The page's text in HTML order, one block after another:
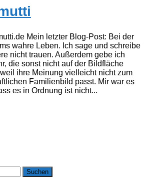
Mein letzter Blog-Post: Bei der
wahre Leben. Ich sage und schreibe
nicht trauen. Außerdem gebe ich
die sonst nicht auf der Bildfläche
ihre Meinung vielleicht nicht zum
Familienbild passt. Mir war es
es in Ordnung ist nicht...